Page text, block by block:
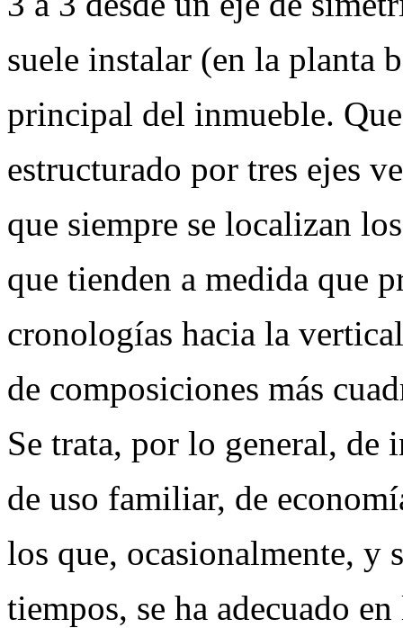
suele instalar (en la planta
principal del inmueble.
estructurado por tres ejes
que siempre se localizan
que tienden a medida que
cronologías hacia la
de composiciones más
Se trata, por lo general, de
de uso familiar, de
los que, ocasionalmente, y
tiempos, se ha adecuado